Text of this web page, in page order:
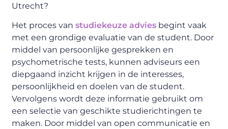
Utrecht?
Het proces vanstudiekeuze advies begint vaak
met een grondige evaluatie van de student. Door
middel van persoonlijke gesprekken en
psychometrische tests, kunnen adviseurs een
diepgaand inzicht krijgen in de interesses,
persoonlijkheid en doelen van de student.
Vervolgens wordt deze informatie gebruikt om
een selectie van geschikte studierichtingen te
maken. Door middel van open communicatie en